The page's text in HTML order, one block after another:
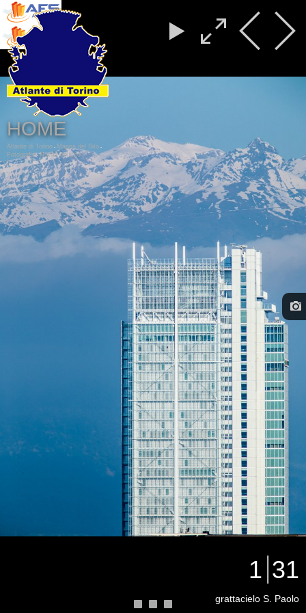
1 31
grattacielo S. Paolo
HOME
Atlante di Torino - Mappa del Sito -
Fotografie-Novità del sito